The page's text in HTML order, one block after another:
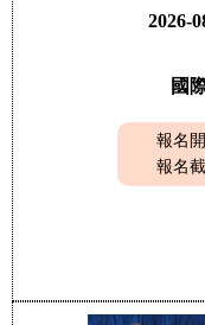
2026-
國
報名
報名